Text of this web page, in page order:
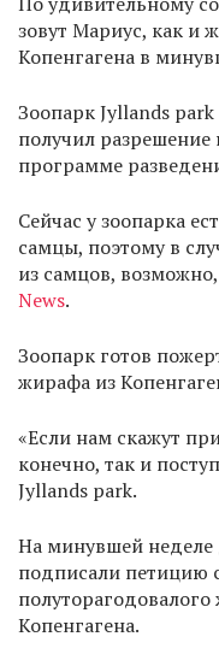
зовут Мариус, как и
Копенгагена в
Зоопарк Jyllands
получил разрешение
программе
Сейчас у зоопарка
самцы, поэтому в
из самцов,
News.
Зоопарк готов
жирафа из
«Если нам скажут
конечно, так и
Jyllands park.
На минувшей
подписали петицию
Копенгагена.